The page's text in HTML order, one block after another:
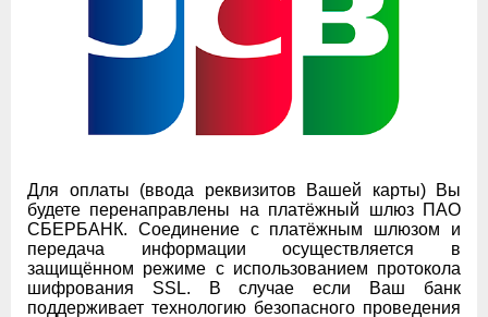
Для оплаты (ввода реквизитов Вашей карты) Вы
будете перенаправлены на платёжный шлюз ПАО
СБЕРБАНК. Соединение с платёжным шлюзом и
передача информации осуществляется в
защищённом режиме с использованием протокола
шифрования SSL. В случае если Ваш банк
поддерживает технологию безопасного проведения